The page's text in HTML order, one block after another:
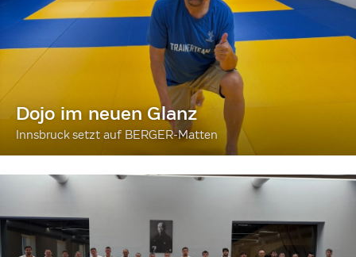
Dojo im neuen Glanz
Innsbruck setzt auf BERGER-Matten